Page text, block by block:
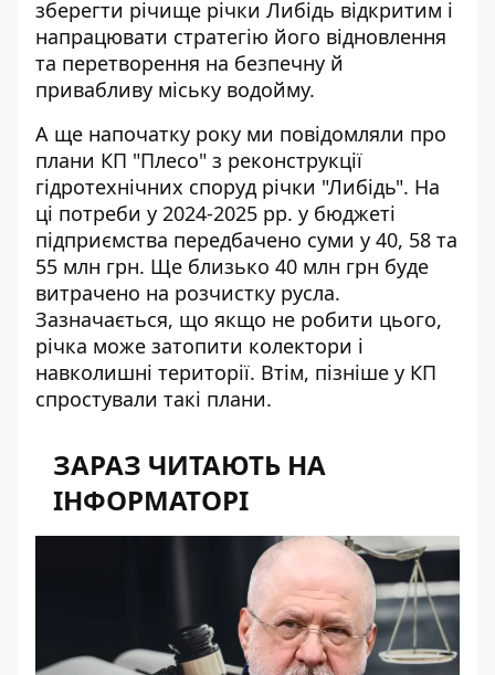
зберегти річище річки Либідь відкритим і
напрацювати стратегію його відновлення
та перетворення на безпечну й
привабливу міську водойму.
А ще напочатку року ми повідомляли про
плани КП "Плесо" з реконструкції
гідротехнічних споруд річки "Либідь". На
ці потреби у 2024-2025 рр. у бюджеті
підприємства передбачено суми у 40, 58 та
55 млн грн. Ще близько 40 млн грн буде
витрачено на розчистку русла.
Зазначається, що якщо не робити цього,
річка може затопити колектори і
навколишні території. Втім, пізніше у КП
спростували такі плани.
ЗАРАЗ ЧИТАЮТЬ НА
ІНФОРМАТОРІ